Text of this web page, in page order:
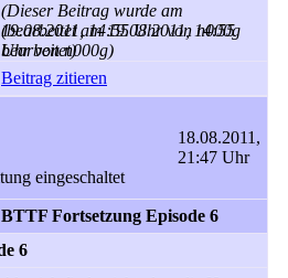
(Dieser Beitrag wurde am
19.08.2011, 14:55 Uhr von n000g
bearbeitet)
(bearbeitet am 19.08.2011, 14:55
Uhr von n000g)
Beitrag zitieren
eingeschaltet
18.08.2011,
21:47 Uhr
BTTF Fortsetzung Episode 6
6